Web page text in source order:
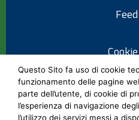
Questo Sito fa uso di cookie
funzionamento delle pagine
parte dell’utente, di cookie di
l’esperienza di navigazione
l’utilizzo dei servizi messi a